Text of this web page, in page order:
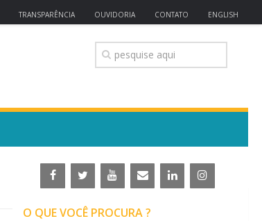
TRANSPARÊNCIA OUVIDORIA CONTATO ENGLISH
O QUE VOCÊ PROCURA ?